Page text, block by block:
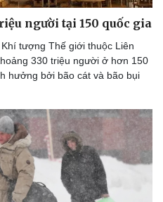
người tại 150 quốc gia
tượng Thế giới thuộc Liên
330 triệu người ở hơn 150
hưởng bởi bão cát và bão bụi